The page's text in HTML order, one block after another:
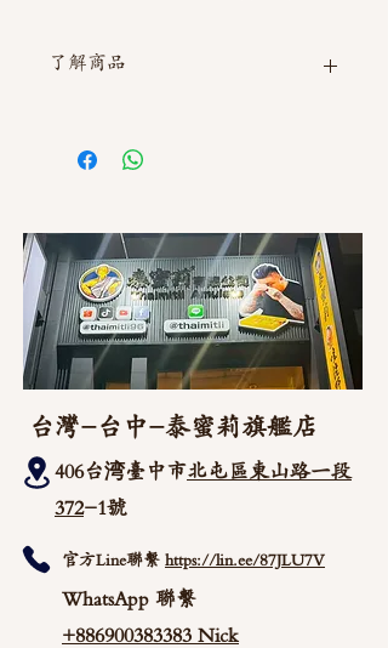
了解商品
台灣-台中-泰蜜莉旗艦店
406台湾臺中市北屯區東山路一段
372-1號
官方Line聯繫 https://lin.ee/87JLU7V
WhatsApp 聯繫
+886900383383 Nick